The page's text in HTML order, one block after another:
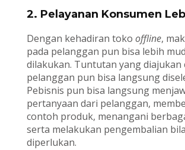
2. Pelayanan Konsumen
Dengan kehadiran toko offline,
pada pelanggan pun bisa lebih
dilakukan. Tuntutan yang diajukan
pelanggan pun bisa langsung
Pebisnis pun bisa langsung
pertanyaan dari pelanggan,
contoh produk, menangani
serta melakukan pengembalian
diperlukan.